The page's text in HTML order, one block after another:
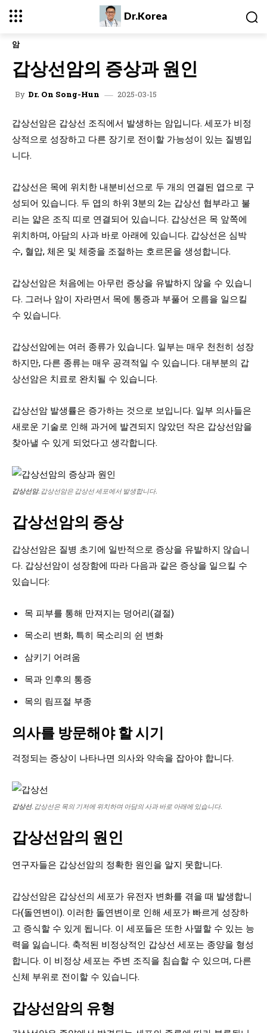
Dr.Korea
암
갑상선암의 증상과 원인
By Dr. On Song-Hun 2025-03-15
갑상선암은 갑상선 조직에서 발생하는 암입니다. 세포가 비정
상적으로 성장하고 다른 장기로 전이할 가능성이 있는 질병입
니다.
갑상선은 목에 위치한 내분비선으로 두 개의 연결된 엽으로 구
성되어 있습니다. 두 엽의 하위 3분의 2는 갑상선 협부라고 불
리는 얇은 조직 띠로 연결되어 있습니다. 갑상선은 목 앞쪽에
위치하며, 아담의 사과 바로 아래에 있습니다. 갑상선은 심박
수, 혈압, 체온 및 체중을 조절하는 호르몬을 생성합니다.
갑상선암은 처음에는 아무런 증상을 유발하지 않을 수 있습니
다. 그러나 암이 자라면서 목에 통증과 부풀어 오름을 일으킬
수 있습니다.
갑상선암에는 여러 종류가 있습니다. 일부는 매우 천천히 성장
하지만, 다른 종류는 매우 공격적일 수 있습니다. 대부분의 갑
상선암은 치료로 완치될 수 있습니다.
갑상선암 발생률은 증가하는 것으로 보입니다. 일부 의사들은
새로운 기술로 인해 과거에 발견되지 않았던 작은 갑상선암을
찾아낼 수 있게 되었다고 생각합니다.
갑상선암. 갑상선암은 갑상선 세포에서 발생합니다.
갑상선암의 증상
갑상선암은 질병 초기에 일반적으로 증상을 유발하지 않습니
다. 갑상선암이 성장함에 따라 다음과 같은 증상을 일으킬 수
있습니다:
목 피부를 통해 만져지는 덩어리(결절)
목소리 변화, 특히 목소리의 쉰 변화
삼키기 어려움
목과 인후의 통증
목의 림프절 부종
의사를 방문해야 할 시기
걱정되는 증상이 나타나면 의사와 약속을 잡아야 합니다.
갑상선. 갑상선은 목의 기저에 위치하며 아담의 사과 바로 아래에 있습니다.
갑상선암의 원인
연구자들은 갑상선암의 정확한 원인을 알지 못합니다.
갑상선암은 갑상선의 세포가 유전자 변화를 겪을 때 발생합니
다(돌연변이). 이러한 돌연변이로 인해 세포가 빠르게 성장하
고 증식할 수 있게 됩니다. 이 세포들은 또한 사멸할 수 있는 능
력을 잃습니다. 축적된 비정상적인 갑상선 세포는 종양을 형성
합니다. 이 비정상 세포는 주변 조직을 침습할 수 있으며, 다른
신체 부위로 전이할 수 있습니다.
갑상선암의 유형